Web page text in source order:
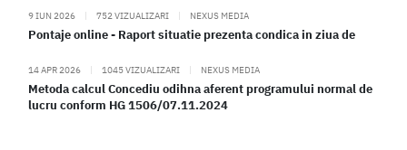
9 IUN 2026 | 752 VIZUALIZARI | NEXUS MEDIA
Pontaje online - Raport situatie prezenta condica in ziua de
14 APR 2026 | 1045 VIZUALIZARI | NEXUS MEDIA
Metoda calcul Concediu odihna aferent programului normal de
lucru conform HG 1506/07.11.2024